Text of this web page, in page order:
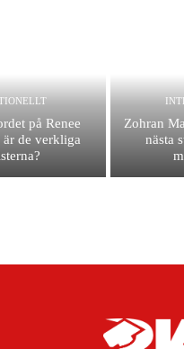
på Renee
de verkliga
Zohran
nästa